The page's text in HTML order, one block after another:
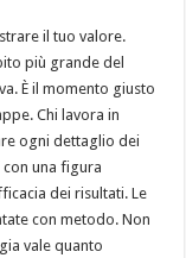
il tuo valore.
più grande del
È il momento giusto
Chi lavora in
ogni dettaglio dei
una figura
dei risultati. Le
con metodo. Non
vale quanto